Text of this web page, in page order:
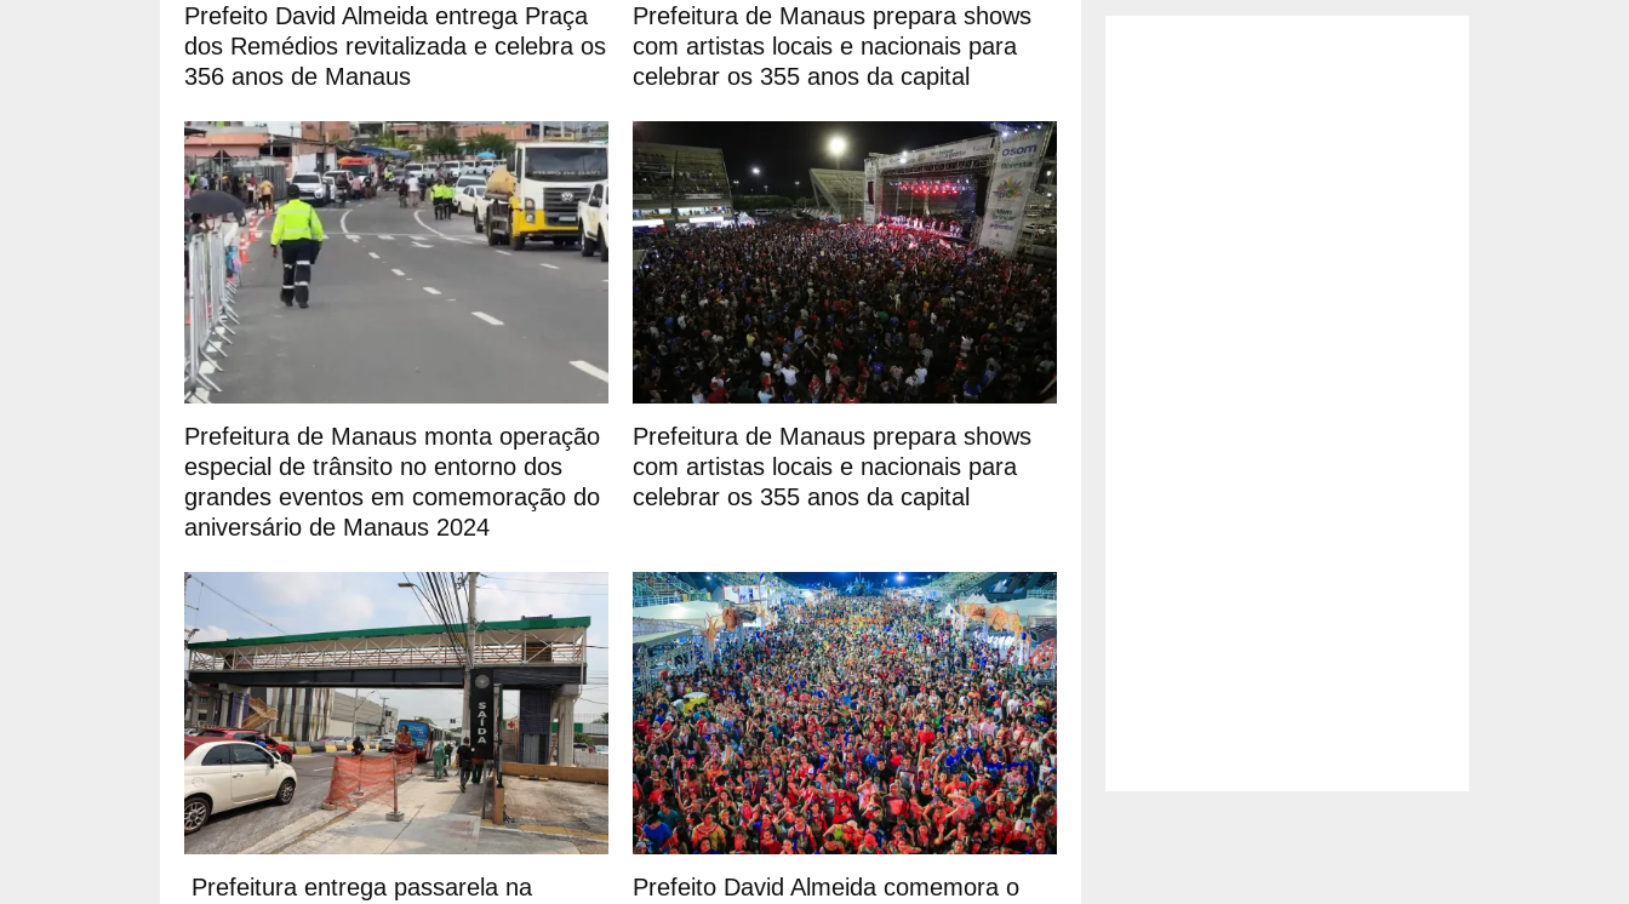
Prefeito David Almeida entrega Praça
dos Remédios revitalizada e celebra os
356 anos de Manaus
Prefeitura de Manaus prepara shows
com artistas locais e nacionais para
celebrar os 355 anos da capital
Prefeitura de Manaus monta operação
especial de trânsito no entorno dos
grandes eventos em comemoração do
aniversário de Manaus 2024
Prefeitura de Manaus prepara shows
com artistas locais e nacionais para
celebrar os 355 anos da capital
Prefeitura entrega passarela na Prefeito David Almeida comemora o